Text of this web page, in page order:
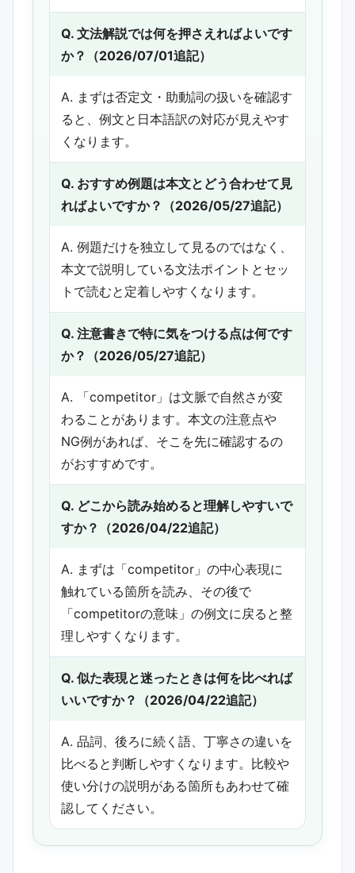
Q. 文法解説では何を押さえればよいです
か？（2026/07/01追記）
A. まずは否定文・助動詞の扱いを確認す
ると、例文と日本語訳の対応が見えやす
くなります。
Q. おすすめ例題は本文とどう合わせて見
ればよいですか？（2026/05/27追記）
A. 例題だけを独立して見るのではなく、
本文で説明している文法ポイントとセッ
トで読むと定着しやすくなります。
Q. 注意書きで特に気をつける点は何です
か？（2026/05/27追記）
A. 「competitor」は文脈で自然さが変
わることがあります。本文の注意点や
NG例があれば、そこを先に確認するの
がおすすめです。
Q. どこから読み始めると理解しやすいで
すか？（2026/04/22追記）
A. まずは「competitor」の中心表現に
触れている箇所を読み、その後で
「competitorの意味」の例文に戻ると整
理しやすくなります。
Q. 似た表現と迷ったときは何を比べれば
いいですか？（2026/04/22追記）
A. 品詞、後ろに続く語、丁寧さの違いを
比べると判断しやすくなります。比較や
使い分けの説明がある箇所もあわせて確
認してください。